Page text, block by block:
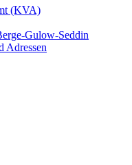
(KVA)
Gulow-Seddin
Adressen